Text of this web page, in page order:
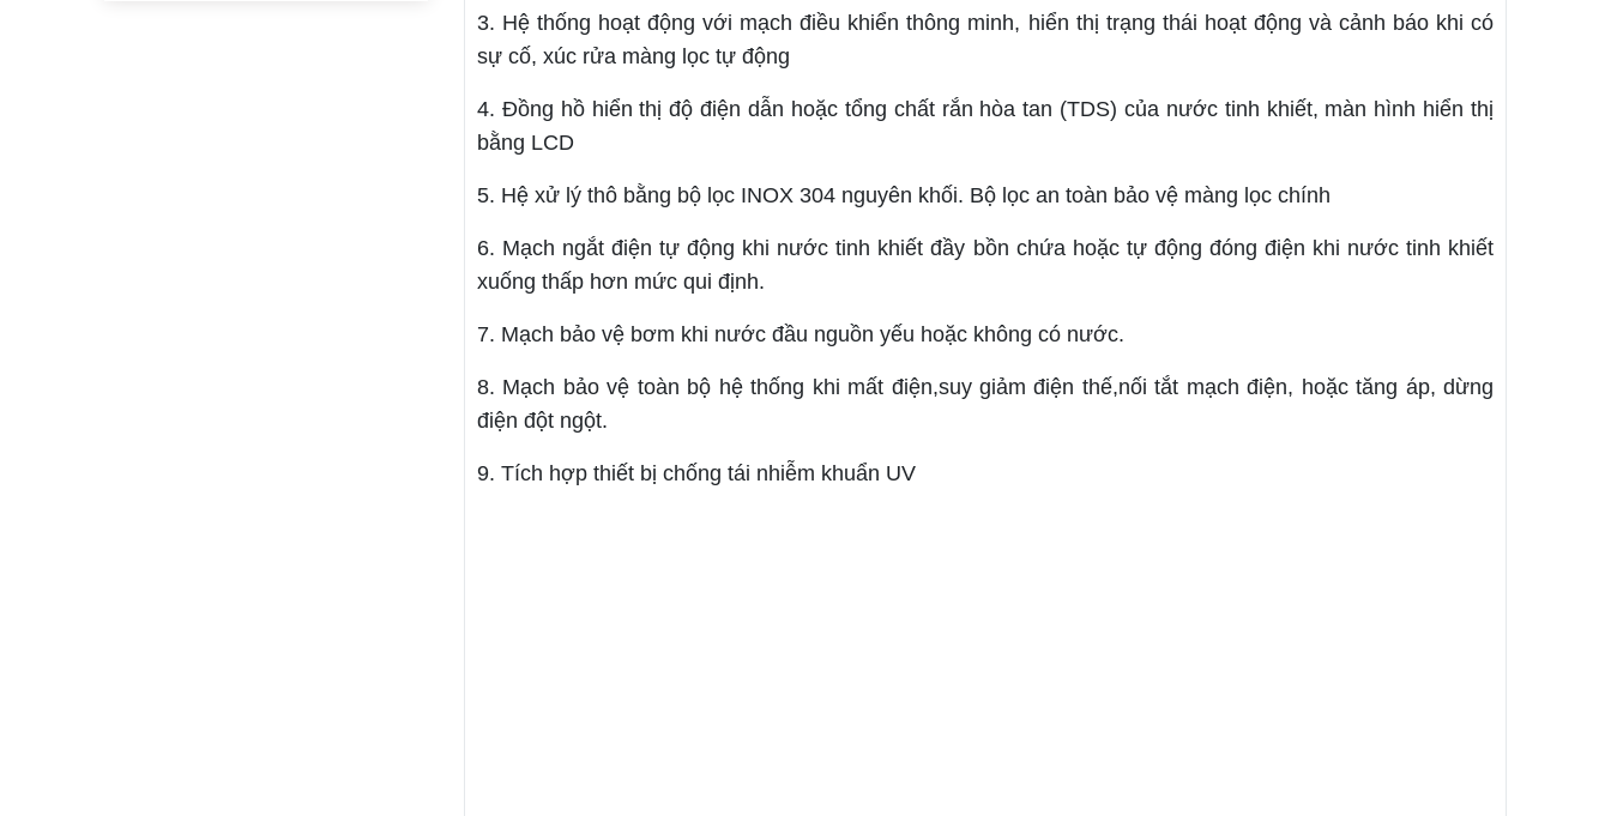
3. Hệ thống hoạt động với mạch điều khiển thông minh, hiển thị trạng thái hoạt động và cảnh báo khi có
sự cố, xúc rửa màng lọc tự động
4. Đồng hồ hiển thị độ điện dẫn hoặc tổng chất rắn hòa tan (TDS) của nước tinh khiết, màn hình hiển thị
bằng LCD
5. Hệ xử lý thô bằng bộ lọc INOX 304 nguyên khối. Bộ lọc an toàn bảo vệ màng lọc chính
6. Mạch ngắt điện tự động khi nước tinh khiết đầy bồn chứa hoặc tự động đóng điện khi nước tinh khiết
xuống thấp hơn mức qui định.
7. Mạch bảo vệ bơm khi nước đầu nguồn yếu hoặc không có nước.
8. Mạch bảo vệ toàn bộ hệ thống khi mất điện,suy giảm điện thế,nối tắt mạch điện, hoặc tăng áp, dừng
điện đột ngột.
9. Tích hợp thiết bị chống tái nhiễm khuẩn UV